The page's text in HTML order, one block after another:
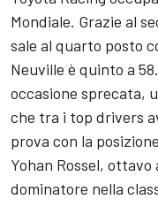
Mondiale. Grazie al
sale al quarto posto
Neuville è quinto a
occasione sprecata,
che tra i top drivers
prova con la
Yohan Rossel,
dominatore nella